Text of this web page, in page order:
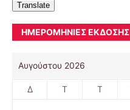
Translate
ΗΜΕΡΟΜΗΝΊΕΣ ΈΚΔΟΣΗΣ
Αυγούστου 2026
Δ Τ Τ